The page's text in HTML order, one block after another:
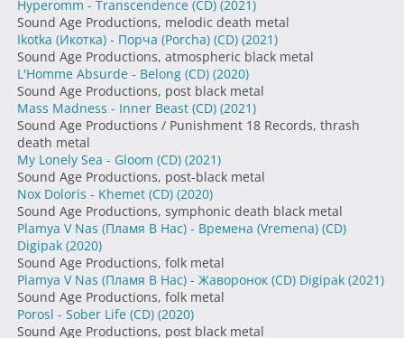
Hyperomm - Transcendence (CD) (2021)
Sound Age Productions, melodic death metal
Ikotka (Икотка) - Порча (Porcha) (CD) (2021)
Sound Age Productions, atmospheric black metal
L'Homme Absurde - Belong (CD) (2020)
Sound Age Productions, post black metal
Mass Madness - Inner Beast (CD) (2021)
Sound Age Productions / Punishment 18 Records, thrash
death metal
My Lonely Sea - Gloom (CD) (2021)
Sound Age Productions, post-black metal
Nox Doloris - Khemet (CD) (2020)
Sound Age Productions, symphonic death black metal
Plamya V Nas (Пламя В Нас) - Времена (Vremena) (CD)
Digipak (2020)
Sound Age Productions, folk metal
Plamya V Nas (Пламя В Нас) - Жаворонок (CD) Digipak (2021)
Sound Age Productions, folk metal
Porosl - Sober Life (CD) (2020)
Sound Age Productions, post black metal